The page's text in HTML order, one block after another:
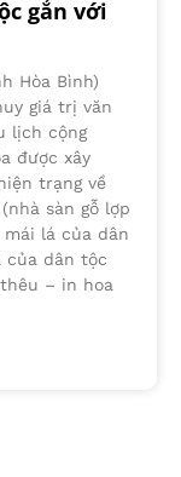
gắn với
Hòa Bình)
giá trị văn
lịch cộng
được xây
trạng về
sàn gỗ lợp
mái lá của dân
của dân tộc
– in hoa